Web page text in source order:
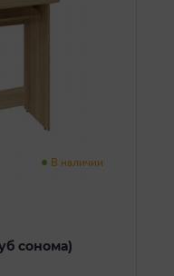
В наличии
сонома)